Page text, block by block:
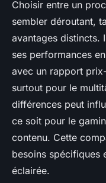
Choisir entre un
sembler déroutant,
avantages distincts.
ses performances
avec un rapport
surtout pour le
différences peut
ce soit pour le
contenu. Cette
besoins spécifiques
éclairée.